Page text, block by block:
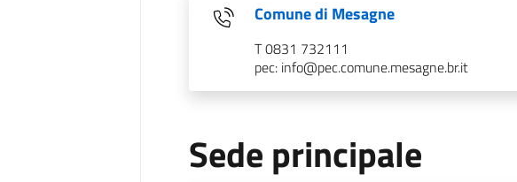
Comune di Mesagne
T 0831 732111
pec: info@pec.comune.mesagne.br.it
Sede principale